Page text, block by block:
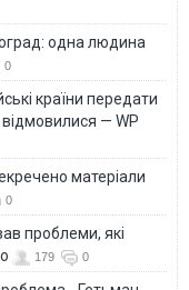
одна людина
0
країни передати
— WP
матеріали
0
проблеми, які
179 0